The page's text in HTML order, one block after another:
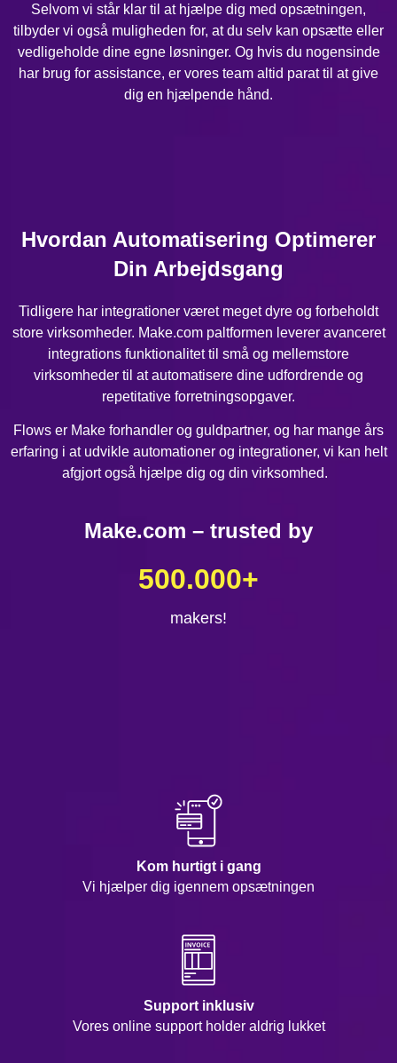
Selvom vi står klar til at hjælpe dig med opsætningen,
tilbyder vi også muligheden for, at du selv kan opsætte eller
vedligeholde dine egne løsninger. Og hvis du nogensinde
har brug for assistance, er vores team altid parat til at give
dig en hjælpende hånd.
Hvordan Automatisering Optimerer
Din Arbejdsgang
Tidligere har integrationer været meget dyre og forbeholdt
store virksomheder. Make.com paltformen leverer avanceret
integrations funktionalitet til små og mellemstore
virksomheder til at automatisere dine udfordrende og
repetitative forretningsopgaver.
Flows er Make forhandler og guldpartner, og har mange års
erfaring i at udvikle automationer og integrationer, vi kan helt
afgjort også hjælpe dig og din virksomhed.
Make.com – trusted by
makers!
500.000+
Kom hurtigt i gang
Vi hjælper dig igennem opsætningen
Support inklusiv
Vores online support holder aldrig lukket